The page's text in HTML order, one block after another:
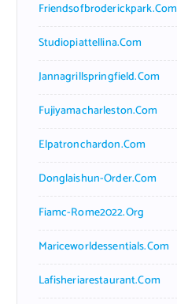
Friendsofbroderickpark.com
Studiopiattellina.com
Jannagrillspringfield.com
Fujiyamacharleston.com
Elpatronchardon.com
Donglaishun-Order.com
Fiamc-Rome2022.org
Mariceworldessentials.com
Lafisheriarestaurant.com